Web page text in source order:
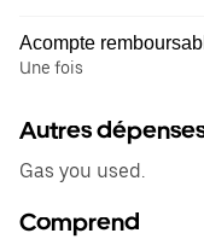
Acompte
Une fois
Autres
Gas you used.
Comprend